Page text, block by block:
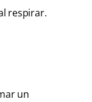
respirar.
un